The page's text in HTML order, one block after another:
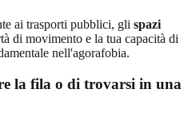
ai trasporti pubblici, gli spazi
di movimento e la tua capacità di
nell'agorafobia.
la fila o di trovarsi in una